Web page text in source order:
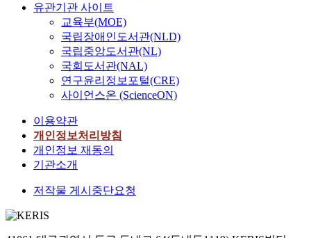
유관기관 사이트
교육부(MOE)
국립장애인도서관(NLD)
국립중앙도서관(NL)
국회도서관(NAL)
연구윤리정보포털(CRE)
사이언스온 (ScienceON)
이용약관
개인정보처리방침
개인정보 재동의
기관소개
저작물 게시중단요청